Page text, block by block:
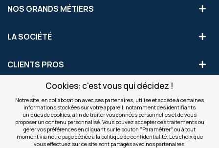
Cookies: c'est vous qui décidez !
Notre site, en collaboration avec ses partenaires, utilise et accède à certaines
informations stockées sur votre appareil, notamment des identifiants
uniques de cookies, afin de traiter vos données personnelles et de vous
proposer un contenu personnalisé. Vous pouvez accepter ces traitements ou
gérer vos préférences en cliquant sur le bouton "Paramétrer" ou à tout
moment via notre page dédiée à la politique de confidentialité. Les choix que
vous effectuez sur ce site sont partagés avec nos partenaires.
NOS GRANDS MÉTIERS
LA SOCIÉTÉ
CLIENTS PROS
S'INSCRIRE AUX OFFRES COMMERCIALES
Inscription
notre
newsletter
Valider